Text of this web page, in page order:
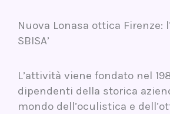
Nuova Lonasa ottica Firenze:
SBISA’
L’attività viene fondato nel
dipendenti della storica
mondo dell’oculistica e